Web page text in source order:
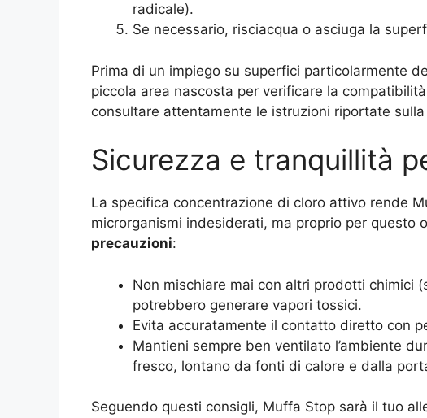
radicale).
Se necessario, risciacqua o asciuga la
Prima di un impiego su superfici particolarmente
piccola area nascosta per verificare la
consultare attentamente le istruzioni riportate
Sicurezza e tranquillità
La specifica concentrazione di cloro attivo rende
microrganismi indesiderati, ma proprio per questo
precauzioni:
Non mischiare mai con altri prodotti chimici
potrebbero generare vapori tossici.
Evita accuratamente il contatto diretto con
Mantieni sempre ben ventilato l’ambiente
fresco, lontano da fonti di calore e dalla
Seguendo questi consigli, Muffa Stop sarà il tuo